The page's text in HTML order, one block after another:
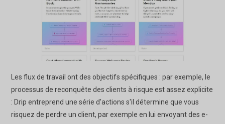
Les flux de travail ont des objectifs spécifiques : par exemple, le
processus de reconquête des clients à risque est assez explicite
: Drip entreprend une série d'actions s'il détermine que vous
risquez de perdre un client, par exemple en lui envoyant des e-